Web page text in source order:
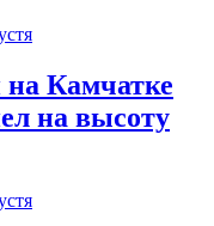
Камчатке
на высоту